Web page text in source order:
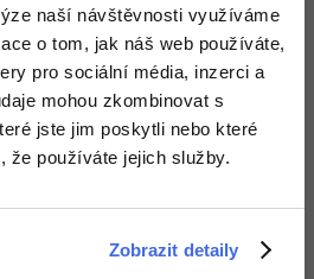
naší návštěvnosti využíváme
o tom, jak náš web používáte,
pro sociální média, inzerci a
mohou zkombinovat s
jste jim poskytli nebo které
že používáte jejich služby.
Zobrazit detaily
(FIFO) a zásobník (LIFO). To
optimalizovaná na přístup
Pro používání je nutné
dart:collection . Stejně jako
i frontu lze procházet a bude
na daném indexu, avšak
ukázku: